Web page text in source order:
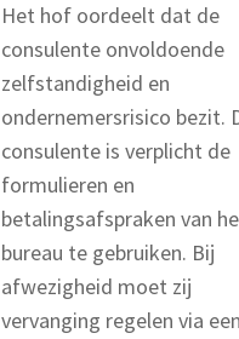
Het hof oordeelt dat de
consulente onvoldoende
zelfstandigheid en
ondernemersrisico bezit.
consulente is verplicht de
formulieren en
betalingsafspraken van
bureau te gebruiken. Bij
afwezigheid moet zij
vervanging regelen via een